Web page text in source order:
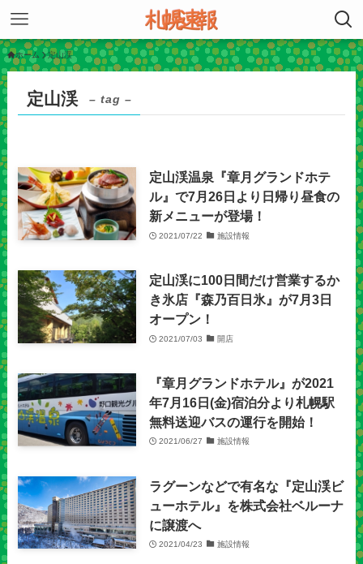
ホーム 定山渓
定山渓 – tag –
定山渓温泉『章月グランドホテ
ル』で7月26日より日帰り昼食の
新メニューが登場！
2021/07/22 施設情報
定山渓に100日間だけ営業するか
き氷店『森乃百日氷』が7月3日
オープン！
2021/07/03 開店
『章月グランドホテル』が2021
年7月16日(金)宿泊分より札幌駅
無料送迎バスの運行を開始！
2021/06/27 施設情報
ラグーンなどで有名な『定山渓ビ
ューホテル』を株式会社ベルーナ
に譲渡へ
2021/04/23 施設情報